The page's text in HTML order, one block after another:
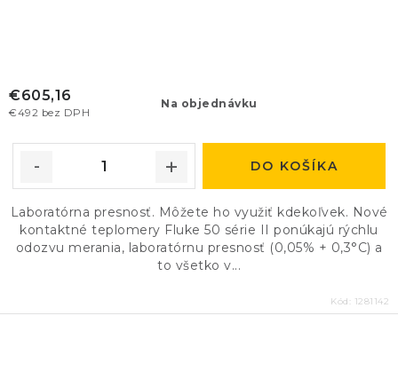
Na objednávku
€492 bez DPH
€605,16
DO KOŠÍKA
Laboratórna presnosť. Môžete ho využiť kdekoľvek. Nové
kontaktné teplomery Fluke 50 série II ponúkajú rýchlu
odozvu merania, laboratórnu presnosť (0,05% + 0,3°C) a
to všetko v...
Kód: 1281142